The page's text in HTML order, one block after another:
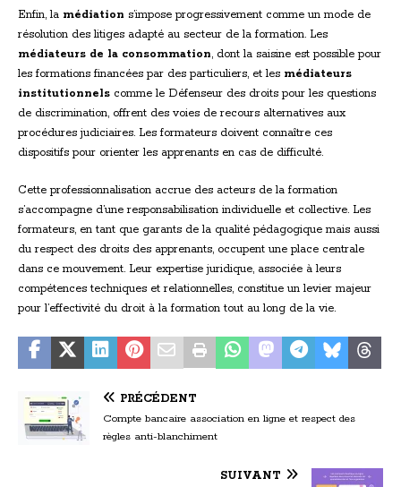
Enfin, la médiation s’impose progressivement comme un mode de
résolution des litiges adapté au secteur de la formation. Les
médiateurs de la consommation, dont la saisine est possible pour
les formations financées par des particuliers, et les médiateurs
institutionnels comme le Défenseur des droits pour les questions
de discrimination, offrent des voies de recours alternatives aux
procédures judiciaires. Les formateurs doivent connaître ces
dispositifs pour orienter les apprenants en cas de difficulté.
Cette professionnalisation accrue des acteurs de la formation
s’accompagne d’une responsabilisation individuelle et collective. Les
formateurs, en tant que garants de la qualité pédagogique mais aussi
du respect des droits des apprenants, occupent une place centrale
dans ce mouvement. Leur expertise juridique, associée à leurs
compétences techniques et relationnelles, constitue un levier majeur
pour l’effectivité du droit à la formation tout au long de la vie.
PRÉCÉDENT
Compte bancaire association en ligne et respect des
règles anti-blanchiment
SUIVANT